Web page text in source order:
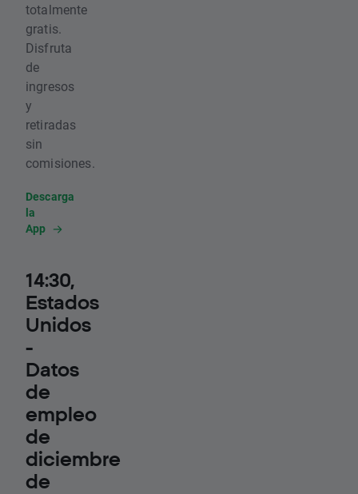
totalmente
gratis.
Disfruta
de
ingresos
y
retiradas
sin
comisiones.
Descarga
la
App
14:30,
Estados
Unidos
-
Datos
de
empleo
de
diciembre
de